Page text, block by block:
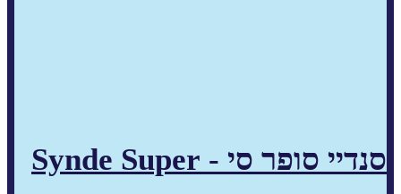
סנדיי סופר סי - Synde Super